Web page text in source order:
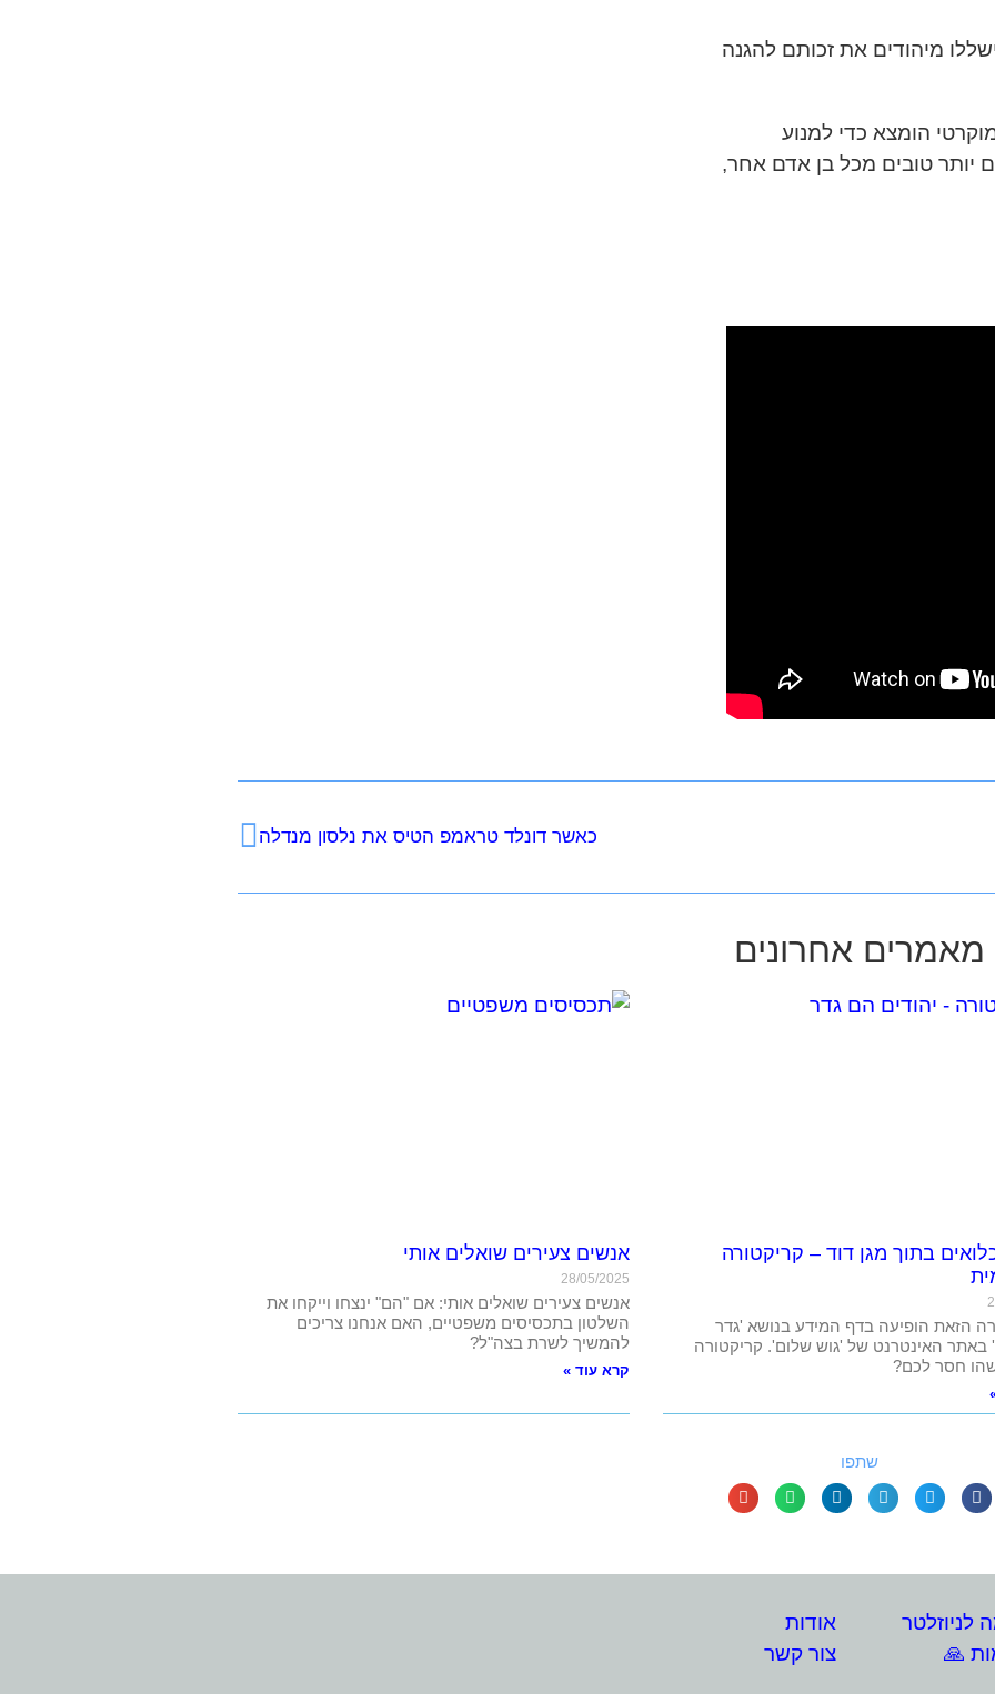
מיהודים את זכותם להגנה
הומצא כדי למנוע
שחושבים שהם יותר טובים מכל בן אדם אחר,
כאשר דונלד טראמפ הטיס את נלסון מנדלה
מאמרים אחרונים
בתוך מגן דוד – קריקטורה
הזאת הופיעה בדף המידע בנושא 'גדר
האינטרנט של 'גוש שלום'. קריקטורה
חסר לכם?
אנשים צעירים שואלים אותי
28/05/2025
אנשים צעירים שואלים אותי: אם "הם" ינצחו וייקחו את
השלטון בתכסיסים משפטיים, האם אנחנו צריכים
להמשיך לשרת בצה"ל?
קרא עוד »
שתפו
לניוזלטר
🙏
אודות
צור קשר